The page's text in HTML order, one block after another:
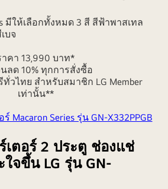
มีให้เลือกทั้งหมด 3 สี สีฟ้าพาสเทล
บจ
าคา 13,990 บาท*
ลด 10% ทุกการสั่งซื้อ
วไทย สำหรับสมาชิก LG Member
เท่านั้น**
Macaron Series รุ่น GN-X332PPGB
เตอร์ 2 ประตู ช่องแช่
จขึ้น LG รุ่น GN-